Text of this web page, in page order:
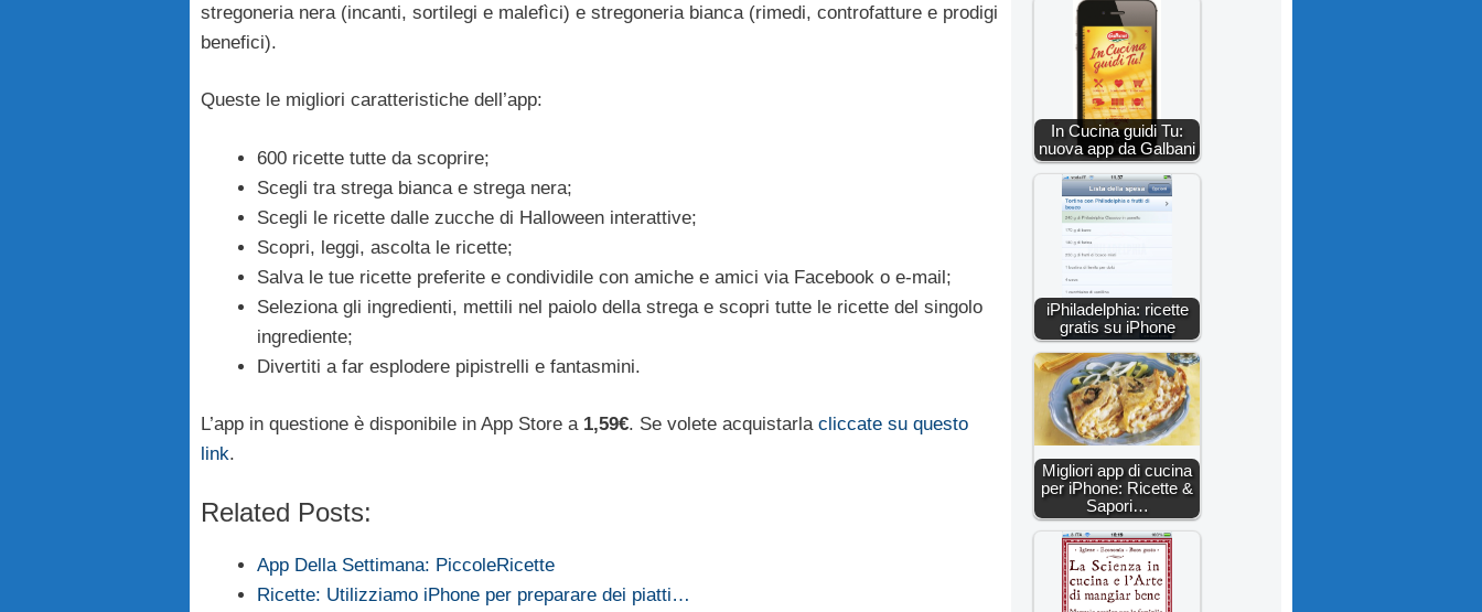
stregoneria nera (incanti, sortilegi e malefìci) e stregoneria bianca (rimedi, controfatture e prodigi
benefici).
Queste le migliori caratteristiche dell’app:
600 ricette tutte da scoprire;
Scegli tra strega bianca e strega nera;
Scegli le ricette dalle zucche di Halloween interattive;
Scopri, leggi, ascolta le ricette;
Salva le tue ricette preferite e condividile con amiche e amici via Facebook o e-mail;
Seleziona gli ingredienti, mettili nel paiolo della strega e scopri tutte le ricette del singolo
ingrediente;
Divertiti a far esplodere pipistrelli e fantasmini.
L’app in questione è disponibile in App Store a 1,59€. Se volete acquistarla cliccate su questo
link.
Related Posts:
App Della Settimana: PiccoleRicette
Ricette: Utilizziamo iPhone per preparare dei piatti…
In Cucina guidi Tu:
nuova app da Galbani
iPhiladelphia: ricette
gratis su iPhone
Migliori app di cucina
per iPhone: Ricette &
Sapori…